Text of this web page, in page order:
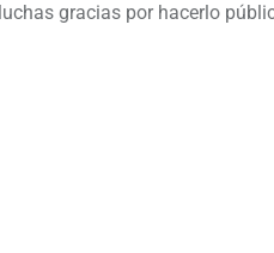
gracias por hacerlo